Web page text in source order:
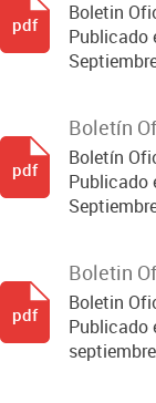
Boletin
Publicado
pdf
Boletín
Boletín
Publicado
pdf
Boletin
Boletin
Publicado
pdf